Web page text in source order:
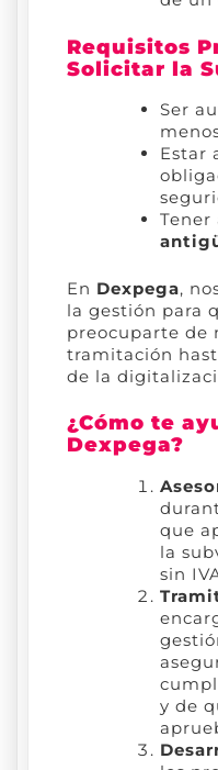
Requisitos
Solicitar la
Ser
Estar
Tener
En Dexpega,
la gestión para
preocuparte de
tramitación
de la
¿Cómo te
Dexpega?
que
la
sin
y de